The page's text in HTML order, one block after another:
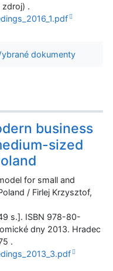
zdroj) .
dokumenty
business
sized
for small and
/ Firlej Krzysztof,
s.]. ISBN 978-80-
dny 2013. Hradec
.